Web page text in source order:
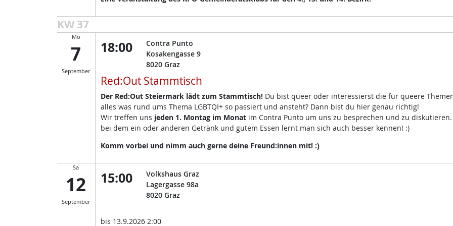
KW 37
Mo
7
September
18:00
Contra Punto
Kosakengasse 9
8020 Graz
Red:Out Stammtisch
Der Red:Out Steiermark lädt zum Stammtisch!Du bist queer oder interessierst die für queere
alles was rund ums Thema LGBTQI+ so passiert und ansteht? Dann bist du hier genau richtig!
Wir treffen uns jeden 1. Montag im Monat im Contra Punto um uns zu besprechen und zu
bei dem ein oder anderen Getränk und gutem Essen lernt man sich auch besser kennen! :)
Komm vorbei und nimm auch gerne deine Freund:innen mit! :)
Sa
12
September
15:00
Volkshaus Graz
Lagergasse 98a
8020 Graz
bis 13.9.2026 2:00